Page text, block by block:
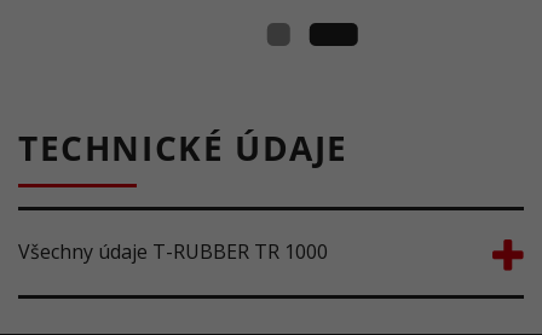
TECHNICKÉ ÚDAJE
Všechny údaje T-RUBBER TR 1000